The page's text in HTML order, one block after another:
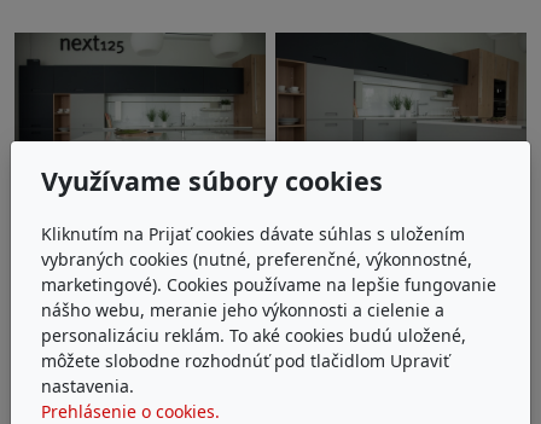
Využívame súbory cookies
Kliknutím na Prijať cookies dávate súhlas s uložením
vybraných cookies (nutné, preferenčné, výkonnostné,
marketingové). Cookies používame na lepšie fungovanie
nášho webu, meranie jeho výkonnosti a cielenie a
personalizáciu reklám. To aké cookies budú uložené,
môžete slobodne rozhodnúť pod tlačidlom Upraviť
nastavenia.
Prehlásenie o cookies.